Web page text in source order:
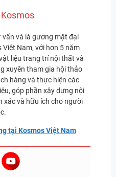
vấn và là gương mặt đại
Nam, với hơn 5 năm
liệu trang trí nội thất và
xuyên tham gia hội thảo
hàng và thực hiện các
góp phần xây dựng nội
xác và hữu ích cho người
tại Kosmos Việt Nam